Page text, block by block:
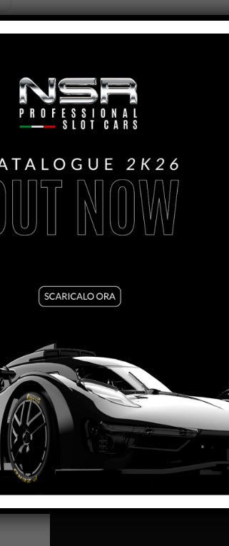
PANORAMICA
ASV GT3 –
EDITION #95
MOTORE AW:
King 21
MOTORE SW:
Shark
PASSO:82.5mm
DISTANZA ASSE
PESO CORPO: 19,5g